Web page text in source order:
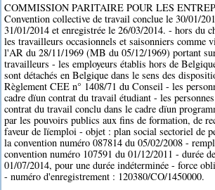
COMMISSION PARITAIRE POUR LES
Convention collective de travail conclue le 30/01/
31/01/2014 et enregistrée le 26/03/2014. - hors du
les travailleurs occasionnels et saisonniers comme
l'AR du 28/11/1969 (MB du 05/12/1969) portant
travailleurs - les employeurs établis hors de
sont détachés en Belgique dans le sens des
Règlement CEE n° 1408/71 du Conseil - les
cadre dïun contrat du travail étudiant - les
contrat du travail conclu dans le cadre dïun
par les pouvoirs publics aux fins de formation, de
faveur de lïemploi - objet : plan social sectoriel de
la convention numéro 087814 du 05/02/2008 -
convention numéro 107591 du 01/12/2011 - durée
01/07/2014, pour une durée indéterminée - force
- numéro d'enregistrement : 120380/CO/1450000.